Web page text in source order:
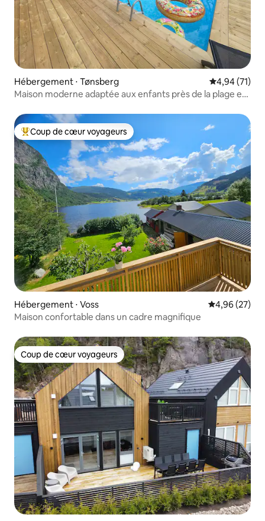
Hébergement ⋅ Tønsberg Évaluation
4,94 (71)
Maison moderne adaptée aux enfants près de la plage et
Coups de cœur voyageurs les plus appréciés
Coup de cœur voyageurs
Hébergement ⋅ Voss Évaluation
4,96 (27)
Maison confortable dans un cadre magnifique
Coup de cœur voyageurs
Coup de cœur voyageurs